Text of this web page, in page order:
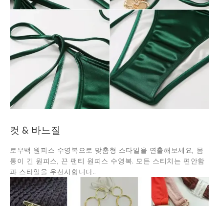
컷 & 바느질
로우백 원피스 수영복으로 맞춤형 스타일을 연출해보세요, 몸
통이 긴 원피스, 끈 팬티 원피스 수영복. 모든 스티치는 편안함
과 스타일을 우선시합니다..